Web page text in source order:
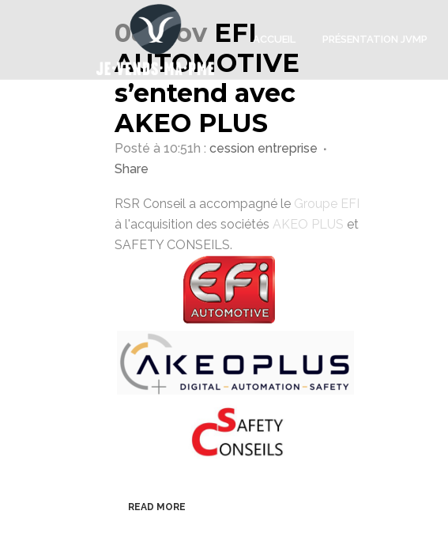
ACCUEIL PRÉSENTATION JVMP
08 Nov EFI
AUTOMOTIVE
s’entend avec
AKEO PLUS
Posté à 10:51h : cession entreprise
Share
RSR Conseil a accompagné le Groupe EFI
à l'acquisition des sociétés AKEO PLUS et
SAFETY CONSEILS.
READ MORE